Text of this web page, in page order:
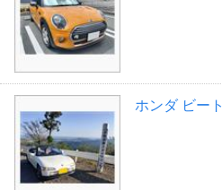
ホンダ ビート